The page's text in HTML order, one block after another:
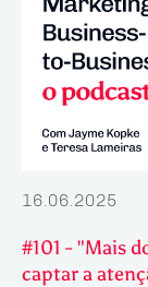
16.06.2025
#101 - "Mais
captar a